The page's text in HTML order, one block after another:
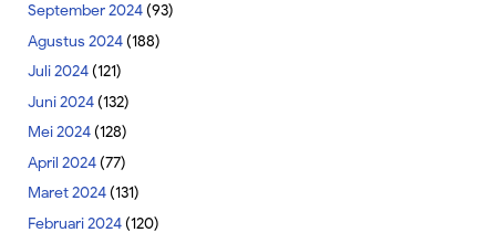
September 2024(93)
Agustus 2024(188)
Juli 2024(121)
Juni 2024(132)
Mei 2024(128)
April 2024(77)
Maret 2024(131)
Februari 2024(120)